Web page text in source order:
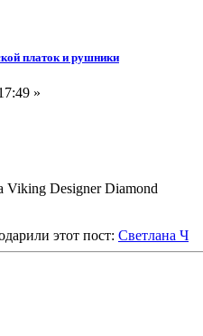
платок и рушники
»
Viking Designer Diamond
этот пост: Светлана Ч